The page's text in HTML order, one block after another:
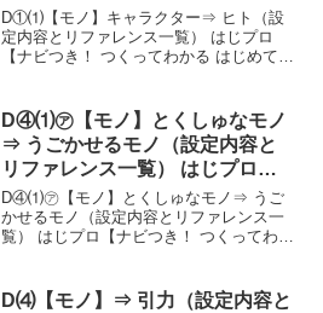
ってわかる はじめてゲームプロ
グラミング】
D①⑴【モノ】キャラクター⇒ ヒト（設
定内容とリファレンス一覧） はじプロ
【ナビつき！ つくってわかる はじめてゲ
D④⑴㋐【モノ】とくしゅなモノ
⇒ うごかせるモノ（設定内容と
リファレンス一覧） はじプロ
【ナビつき！ つくってわかる は
じめてゲームプログラミング】
D④⑴㋐【モノ】とくしゅなモノ⇒ うご
かせるモノ（設定内容とリファレンス一
覧） はじプロ【ナビつき！ つくってわか
D⑷【モノ】⇒ 引力（設定内容と